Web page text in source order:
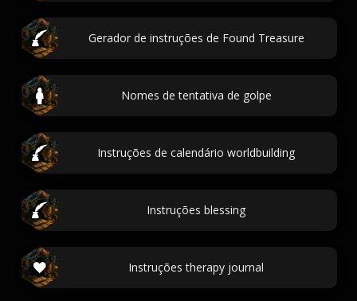
Gerador de instruções de Found Treasure
Nomes de tentativa de golpe
Instruções de calendário worldbuilding
Instruções blessing
Instruções therapy journal